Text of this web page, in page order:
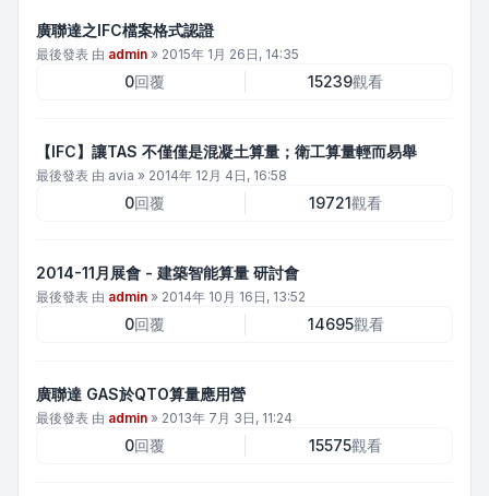
廣聯達之IFC檔案格式認證
最後發表 由 admin » 2015年 1月 26日, 14:35
0回覆 15239觀看
【IFC】讓TAS 不僅僅是混凝土算量；衛工算量輕而易舉
最後發表 由 avia » 2014年 12月 4日, 16:58
0回覆 19721觀看
2014-11月展會 - 建築智能算量 研討會
最後發表 由 admin » 2014年 10月 16日, 13:52
0回覆 14695觀看
廣聯達 GAS於QTO算量應用營
最後發表 由 admin » 2013年 7月 3日, 11:24
0回覆 15575觀看